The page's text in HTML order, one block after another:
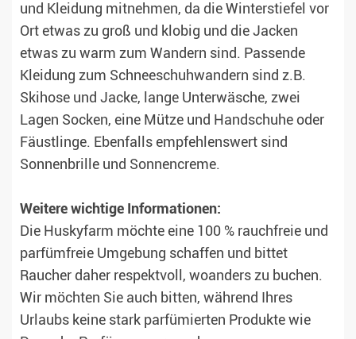
und Kleidung mitnehmen, da die Winterstiefel vor
Ort etwas zu groß und klobig und die Jacken
etwas zu warm zum Wandern sind. Passende
Kleidung zum Schneeschuhwandern sind z.B.
Skihose und Jacke, lange Unterwäsche, zwei
Lagen Socken, eine Mütze und Handschuhe oder
Fäustlinge. Ebenfalls empfehlenswert sind
Sonnenbrille und Sonnencreme.
Weitere wichtige Informationen:
Die Huskyfarm möchte eine 100 % rauchfreie und
parfümfreie Umgebung schaffen und bittet
Raucher daher respektvoll, woanders zu buchen.
Wir möchten Sie auch bitten, während Ihres
Urlaubs keine stark parfümierten Produkte wie